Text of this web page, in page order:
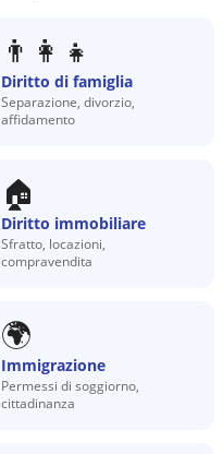
👨‍👩‍👧
Diritto di famiglia
Separazione, divorzio,
affidamento
🏠
Diritto immobiliare
Sfratto, locazioni,
compravendita
🌍
Immigrazione
Permessi di soggiorno,
cittadinanza